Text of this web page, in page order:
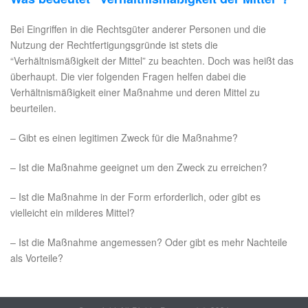
Bei Eingriffen in die Rechtsgüter anderer Personen und die
Nutzung der Rechtfertigungsgründe ist stets die
“Verhältnismäßigkeit der Mittel” zu beachten. Doch was heißt das
überhaupt. Die vier folgenden Fragen helfen dabei die
Verhältnismäßigkeit einer Maßnahme und deren Mittel zu
beurteilen.
– Gibt es einen legitimen Zweck für die Maßnahme?
– Ist die Maßnahme geeignet um den Zweck zu erreichen?
– Ist die Maßnahme in der Form erforderlich, oder gibt es
vielleicht ein milderes Mittel?
– Ist die Maßnahme angemessen? Oder gibt es mehr Nachteile
als Vorteile?